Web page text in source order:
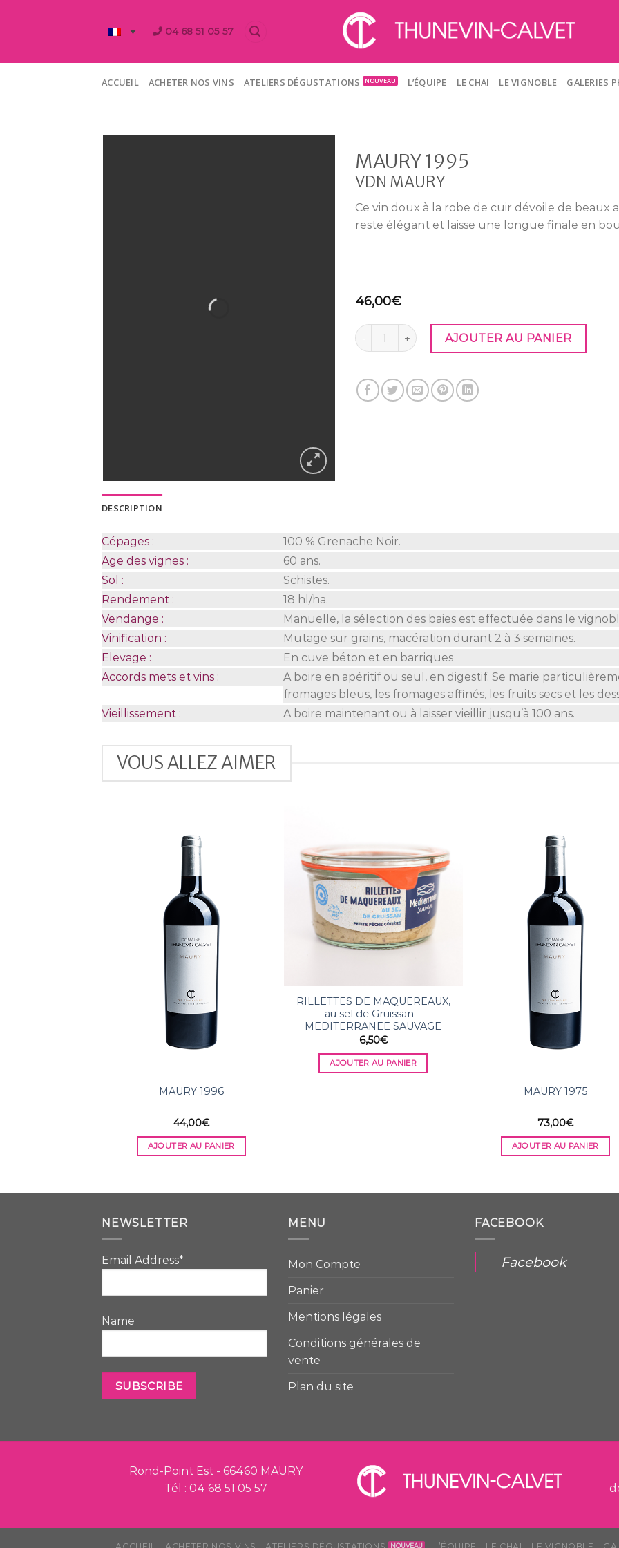
04 68 51 05 57
ACCUEIL ACHETER NOS VINS ATELIERS DÉGUSTATIONS L’ÉQUIPE LE CHAI LE VIGNOBLE GALERIES
MAURY 1995
VDN MAURY
Ce vin doux à la robe de cuir dévoile de beaux
reste élégant et laisse une longue finale en
46,00€
quantité de MAURY 1995
AJOUTER AU PANIER
DESCRIPTION
Cépages :
100 % Grenache Noir.
Age des vignes :
60 ans.
Sol :
Schistes.
Rendement :
18 hl/ha.
Vendange :
Manuelle, la sélection des baies est effectuée dans le
Vinification :
Mutage sur grains, macération durant 2 à 3 semaines.
Elevage :
En cuve béton et en barriques
Accords mets et vins :
A boire en apéritif ou seul, en digestif. Se marie
fromages bleus, les fromages affinés, les fruits secs et les
Vieillissement :
A boire maintenant ou à laisser vieillir jusqu’à 100 ans.
VOUS ALLEZ AIMER
MAURY 1996
44,00€
AJOUTER AU PANIER
RILLETTES DE MAQUEREAUX,
au sel de Gruissan –
MEDITERRANEE SAUVAGE
6,50€
AJOUTER AU PANIER
MAURY 1975
73,00€
AJOUTER AU PANIER
NEWSLETTER
Email Address*
Name
MENU
Mon Compte
Panier
Mentions légales
Conditions générales de
vente
Plan du site
FACEBOOK
Facebook
Rond-Point Est - 66460 MAURY
Tél : 04 68 51 05 57